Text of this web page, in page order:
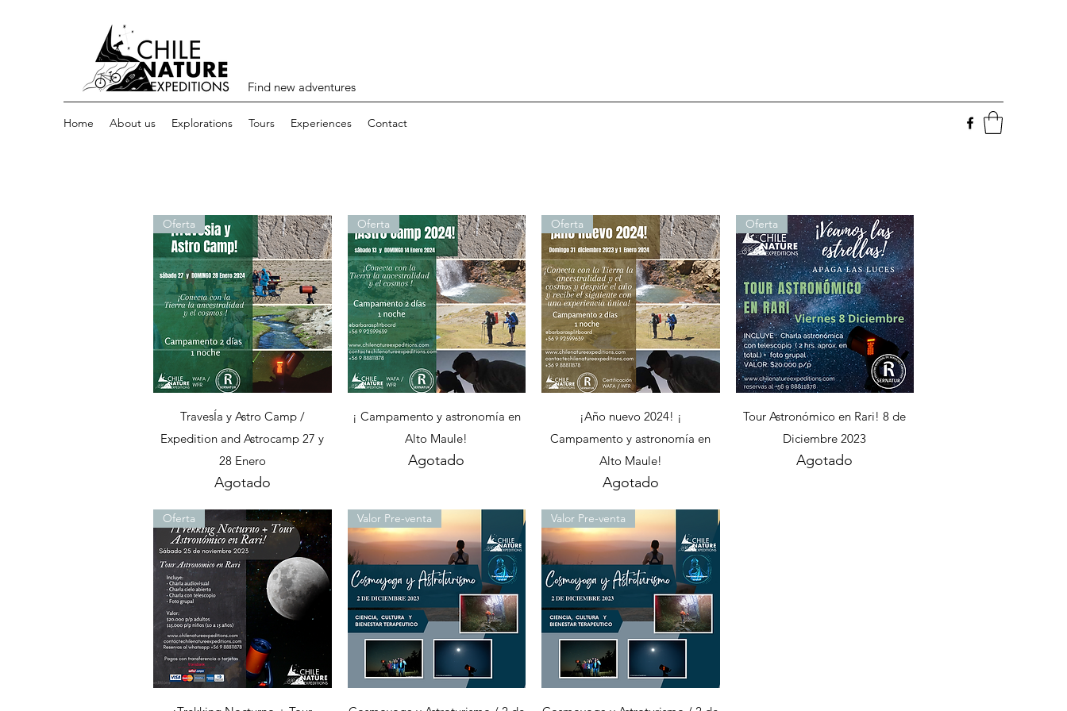
Find new adventures
Home About us Explorations Tours Experiences Contact
Vista rápida
Oferta
TravesÍa y Astro Camp /
Expedition and Astrocamp 27 y
28 Enero
Agotado
Vista rápida
Oferta
¡ Campamento y astronomía en
Alto Maule!
Agotado
Vista rápida
Oferta
¡Año nuevo 2024! ¡
Campamento y astronomía en
Alto Maule!
Agotado
Vista rápida
Oferta
Tour Astronómico en Rari! 8 de
Diciembre 2023
Agotado
Vista rápida
Oferta
Vista rápida
Valor Pre-venta
Vista rápida
Valor Pre-venta